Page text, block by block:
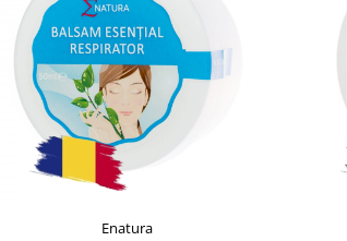
Enatura